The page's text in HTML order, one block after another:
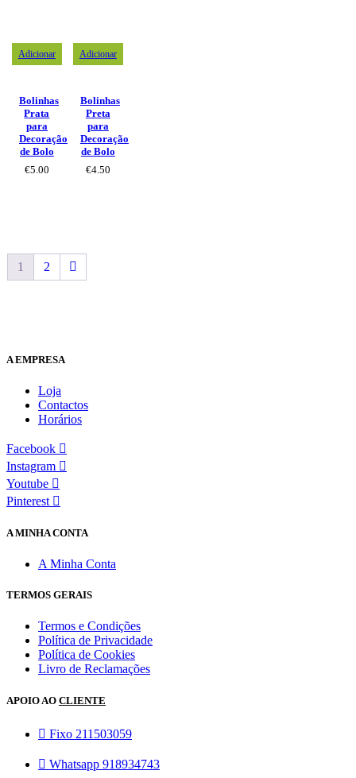
Adicionar
Bolinhas
Prata
para
Decoração
de Bolo
€5.00
Adicionar
Bolinhas
Preta
para
Decoração
de Bolo
€4.50
1 2
A EMPRESA
Loja
Contactos
Horários
Facebook
Instagram
Youtube
Pinterest
A MINHA CONTA
A Minha Conta
TERMOS GERAIS
Termos e Condições
Política de Privacidade
Política de Cookies
Livro de Reclamações
APOIO AO CLIENTE
Fixo 211503059
Whatsapp 918934743